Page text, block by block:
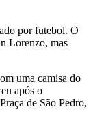
por futebol. O
Lorenzo, mas
uma camisa do
após o
de São Pedro,